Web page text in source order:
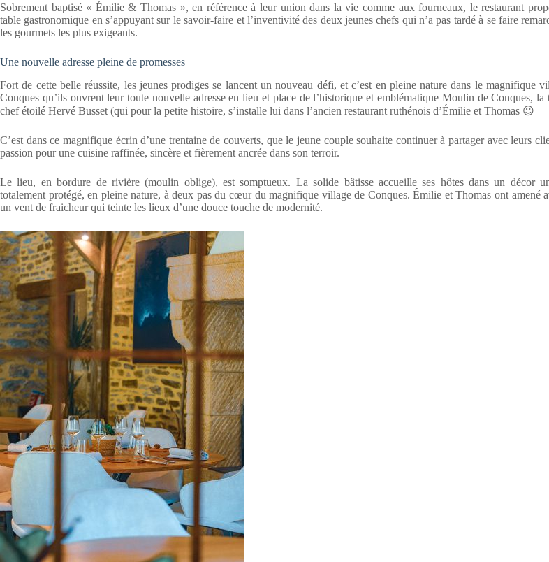
Sobrement baptisé « Émilie & Thomas », en référence à leur union dans la vie comme aux fourneaux, le restaurant
table gastronomique en s’appuyant sur le savoir-faire et l’inventivité des deux jeunes chefs qui n’a pas tardé à se faire
les gourmets les plus exigeants.
Une nouvelle adresse pleine de promesses
Fort de cette belle réussite, les jeunes prodiges se lancent un nouveau défi, et c’est en pleine nature dans le magnifique
Conques qu’ils ouvrent leur toute nouvelle adresse en lieu et place de l’historique et emblématique Moulin de Conques, la
chef étoilé Hervé Busset (qui pour la petite histoire, s’installe lui dans l’ancien restaurant ruthénois d’Émilie et Thomas 😉
C’est dans ce magnifique écrin d’une trentaine de couverts, que le jeune couple souhaite continuer à partager avec leurs
passion pour une cuisine raffinée, sincère et fièrement ancrée dans son terroir.
Le lieu, en bordure de rivière (moulin oblige), est somptueux. La solide bâtisse accueille ses hôtes dans un décor
totalement protégé, en pleine nature, à deux pas du cœur du magnifique village de Conques. Émilie et Thomas ont amené
un vent de fraicheur qui teinte les lieux d’une douce touche de modernité.